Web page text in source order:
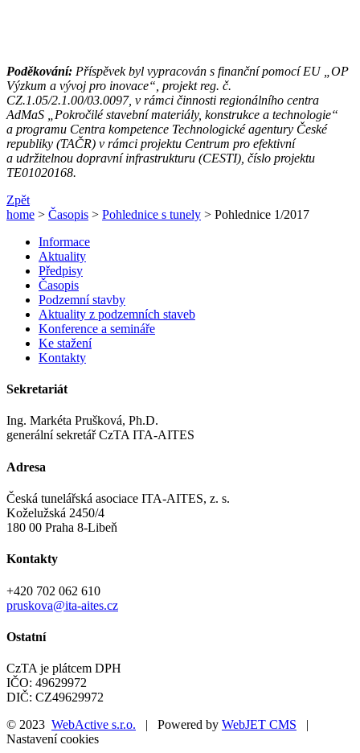
Poděkování: Příspěvek byl vypracován s finanční pomocí EU „OP
Výzkum a vývoj pro inovace“, projekt reg. č.
CZ.1.05/2.1.00/03.0097, v rámci činnosti regionálního centra
AdMaS „Pokročilé stavební materiály, konstrukce a technologie“
a programu Centra kompetence Technologické agentury České
republiky (TAČR) v rámci projektu Centrum pro efektivní
a udržitelnou dopravní infrastrukturu (CESTI), číslo projektu
TE01020168.
Zpět
home > Časopis > Pohlednice s tunely > Pohlednice 1/2017
Informace
Aktuality
Předpisy
Časopis
Podzemní stavby
Aktuality z podzemních staveb
Konference a semináře
Ke stažení
Kontakty
Sekretariát
Ing. Markéta Prušková, Ph.D.
generální sekretář CzTA ITA-AITES
Adresa
Česká tunelářská asociace ITA-AITES, z. s.
Koželužská 2450/4
180 00 Praha 8-Libeň
Kontakty
+420 702 062 610
pruskova@ita-aites.cz
Ostatní
CzTA je plátcem DPH
IČO: 49629972
DIČ: CZ49629972
© 2023 WebActive s.r.o. | Powered by WebJET CMS |
Nastavení cookies